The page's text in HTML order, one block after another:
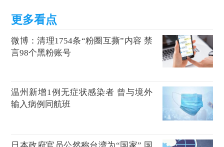
微博：清理1754条“粉圈互撕”内容 禁
言98个黑粉账号
温州新增1例无症状感染者 曾与境外
输入病例同航班